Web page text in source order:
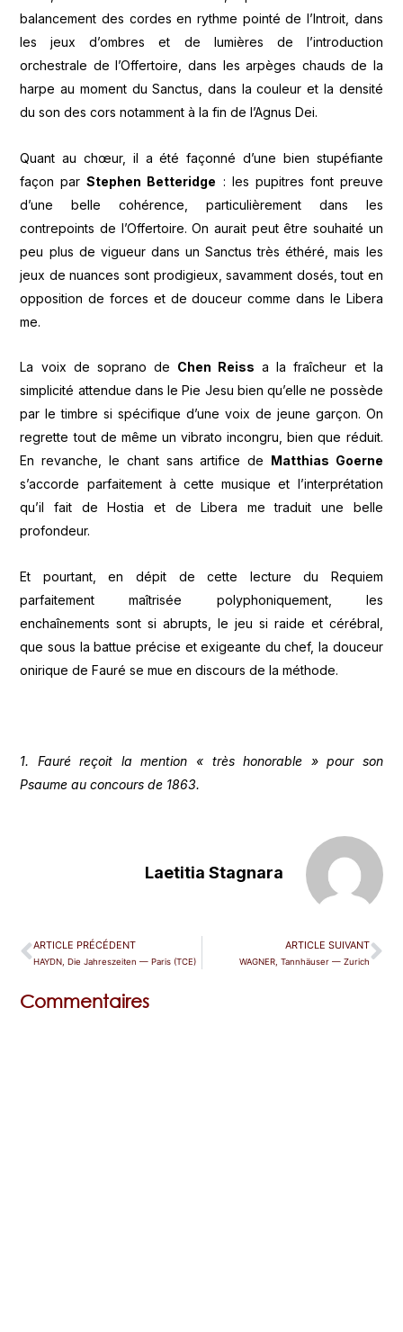
balancement des cordes en rythme pointé de l’Introit, dans
les jeux d’ombres et de lumières de l’introduction
orchestrale de l’Offertoire, dans les arpèges chauds de la
harpe au moment du Sanctus, dans la couleur et la densité
du son des cors notamment à la fin de l’Agnus Dei.
Quant au chœur, il a été façonné d’une bien stupéfiante
façon parStephen Betteridge : les pupitres font preuve
d’une belle cohérence, particulièrement dans les
contrepoints de l’Offertoire. On aurait peut être souhaité un
peu plus de vigueur dans un Sanctus très éthéré, mais les
jeux de nuances sont prodigieux, savamment dosés, tout en
opposition de forces et de douceur comme dans le Libera
me.
La voix de soprano de Chen Reiss a la fraîcheur et la
simplicité attendue dans le Pie Jesu bien qu’elle ne possède
par le timbre si spécifique d’une voix de jeune garçon. On
regrette tout de même un vibrato incongru, bien que réduit.
En revanche, le chant sans artifice de
Matthias Goerne
s’accorde parfaitement à cette musique et l’interprétation
qu’il fait de Hostia et de Libera me traduit une belle
profondeur.
Et pourtant, en dépit de cette lecture du Requiem
parfaitement maîtrisée polyphoniquement, les
enchaînements sont si abrupts, le jeu si raide et cérébral,
que sous la battue précise et exigeante du chef, la douceur
onirique de Fauré se mue en discours de la méthode.
1. Fauré reçoit la mention « très honorable » pour son
Psaume au concours de 1863.
Laetitia Stagnara
ARTICLE PRÉCÉDENT
HAYDN, Die Jahreszeiten — Paris (TCE)
ARTICLE SUIVANT
WAGNER, Tannhäuser — Zurich
Commentaires